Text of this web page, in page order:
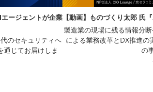
ージェントが企業
のセキュリティへ
通じてお届けしま
【動画】ものづくり太郎 氏
製造業の現場に残る情報分
による業務改革とDX推進
の